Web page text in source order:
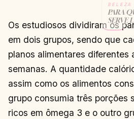
BELEZA
PARA
SERVE
DE
LENDO
Os estudiosos dividiram os
em dois grupos, sendo que
planos alimentares diferentes
semanas. A quantidade
assim como os alimentos
grupo consumia três porções
ricos em ômega 3 e o outro